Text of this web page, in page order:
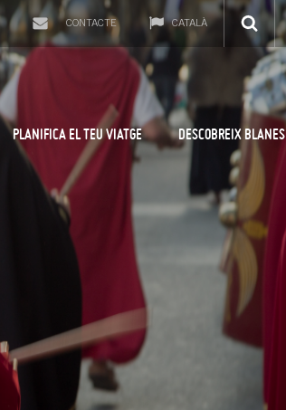
CONTACTE CATALÀ
PLANIFICA EL TEU VIATGE DESCOBREIX BLANES